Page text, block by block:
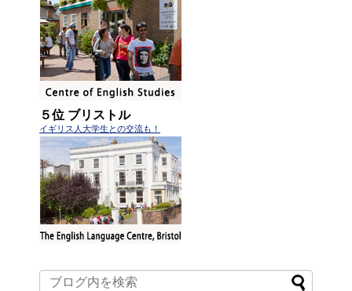
５位 ブリストル
イギリス人大学生との交流も！